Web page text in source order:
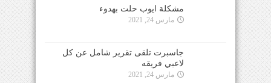
مشكلة ايوب حلت بهدوء
مارس 24, 2021
جاسبرت تلقى تقرير شامل عن كل
لاعبي فريقه
مارس 24, 2021